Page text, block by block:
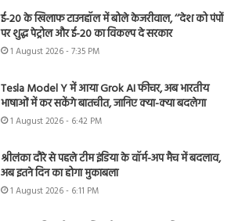
ई-20 के खिलाफ टाउनहॉल में बोले केजरीवाल, ‘‘देश को पंपों
पर शुद्ध पेट्रोल और ई-20 का विकल्प दे सरकार
1 August 2026 - 7:35 PM
Tesla Model Y में आया Grok AI फीचर, अब भारतीय
भाषाओं में कर सकेंगे बातचीत, जानिए क्या-क्या बदलेगा
1 August 2026 - 6:42 PM
श्रीलंका दौरे से पहले टीम इंडिया के वॉर्म-अप मैच में बदलाव,
अब इतने दिन का होगा मुकाबला
1 August 2026 - 6:11 PM